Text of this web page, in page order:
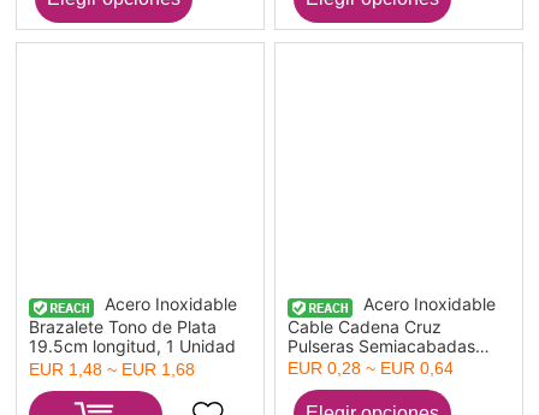
Acero Inoxidable
Brazalete Tono de Plata
19.5cm longitud, 1 Unidad
EUR 1,48 ~ EUR 1,68
Acero Inoxidable
Cable Cadena Cruz
Pulseras Semiacabadas
para Hacer Joyas Hechas a
longitud, 1 Unidad
EUR 0,28 ~ EUR 0,64